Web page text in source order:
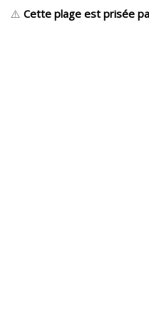
⚠️ Cette plage est prisée